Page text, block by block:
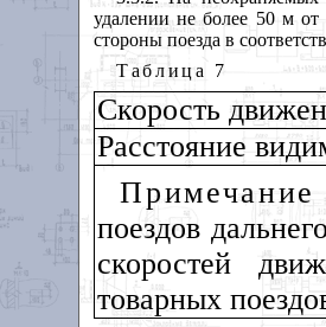
удалении не более 50 м
стороны поезда в
Таблица 7
Скорость
Расстояние
поездов
скоростей
товарных